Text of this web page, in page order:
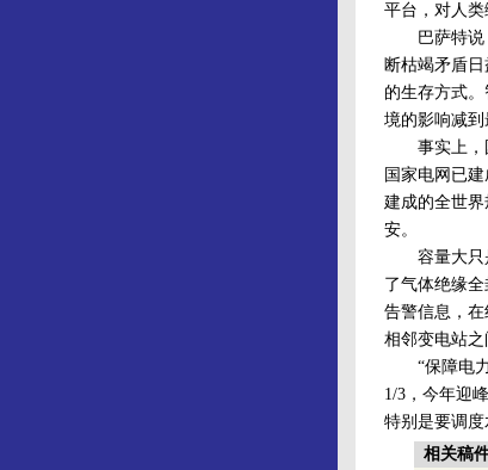
平台，对人
巴萨特说，
断枯竭矛盾
的生存方式
境的影响减到
事实上，国
国家电网已
建成的全世
安。
容量大只是
了气体绝缘
告警信息，
相邻变电站之
“保障电力
1/3，今年迎
特别是要调
相关稿